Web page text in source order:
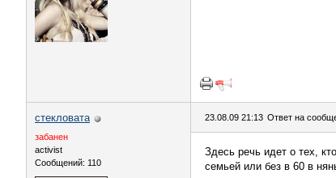
стекловата
забанен
activist
Сообщений: 110
23.08.09 21:13 Ответ на
Здесь речь идет о тех,
семьей или без в 60 в